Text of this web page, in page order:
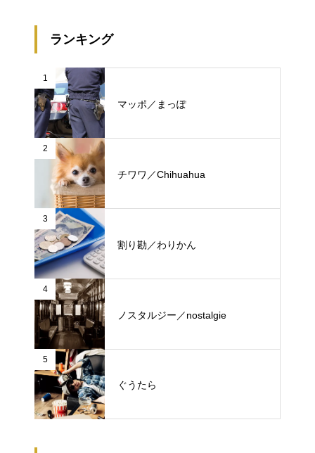
ランキング
1
マッポ／まっぽ
2
チワワ／Chihuahua
3
割り勘／わりかん
4
ノスタルジー／nostalgie
5
ぐうたら